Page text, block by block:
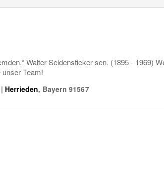
Walter Seidensticker sen. (1895 - 1969)
Team!
| Herrieden, Bayern 91567